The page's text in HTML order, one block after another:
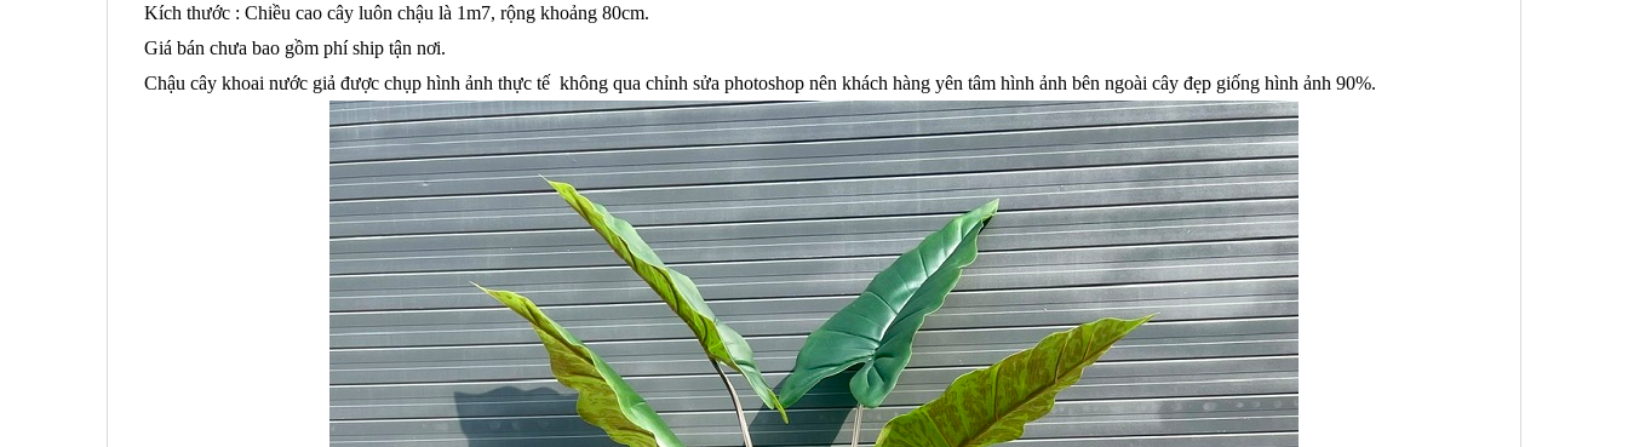
Kích thước : Chiều cao cây luôn chậu là 1m7, rộng khoảng 80cm.
Giá bán chưa bao gồm phí ship tận nơi.
Chậu cây khoai nước giả được chụp hình ảnh thực tế không qua chỉnh sửa photoshop nên khách hàng yên tâm hình ảnh bên ngoài cây đẹp giống hình ảnh 90%.